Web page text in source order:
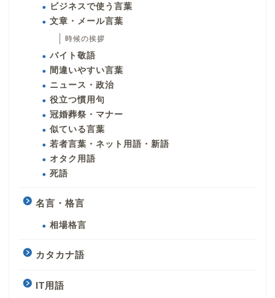
ビジネスで使う言葉
文章・メール言葉
時候の挨拶
バイト敬語
間違いやすい言葉
ニュース・政治
役立つ慣用句
冠婚葬祭・マナー
似ている言葉
若者言葉・ネット用語・新語
オタク用語
死語
名言・格言
相場格言
カタカナ語
IT用語